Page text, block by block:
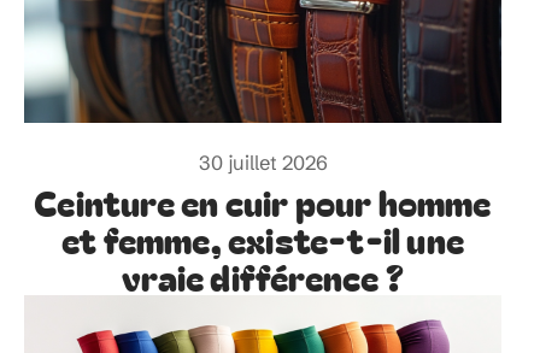
30 juillet 2026
Ceinture en cuir pour homme
et femme, existe-t-il une
vraie différence ?